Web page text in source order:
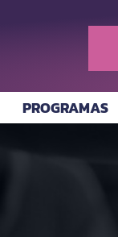
PROGRAMAS